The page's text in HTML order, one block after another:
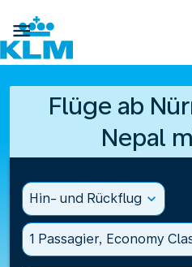

Flüge ab
Nepal
Hin- und Rückflug expand_more
1 Passagier, Economy